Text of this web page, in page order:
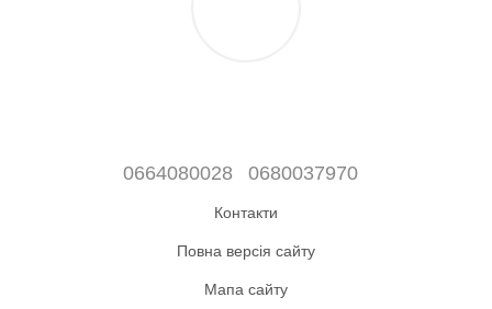
0664080028 0680037970
Контакти
Повна версія сайту
Мапа сайту